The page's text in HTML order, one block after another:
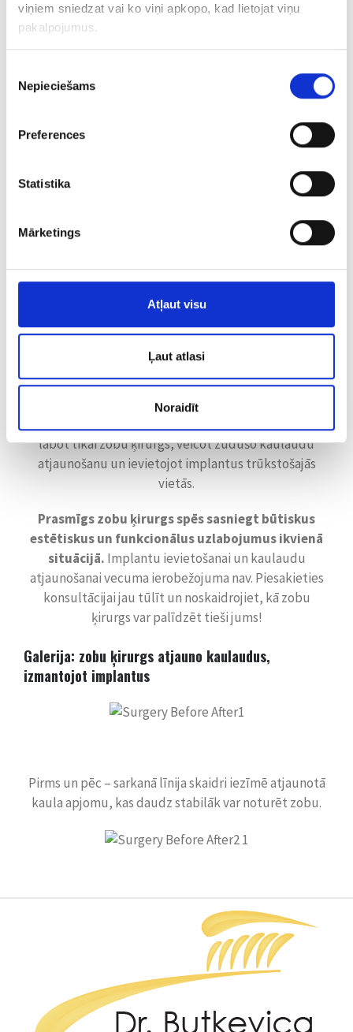
viņiem sniedzat vai ko viņi apkopo, kad lietojat viņu
pakalpojumus.
izvēle
Nepieciešams
Preferences
Statistika
Mārketings
Atļaut visu
Ļaut atlasi
Noraidīt
zoba sakne. Lai implants pilnvērtīgi iedzīvotos un
kalpotu ilgstoši (10 un vairāk gadus) kā balsts, tam ir
virzienos. Pie implanta virsdaļas tam ir jābūt kaulaudu
apņemtam un balstītam vismaz 1,5 līdz 2 mm no
Žokļa kauli
un zobi notur lūpas un vaigus no iekrišanas un
sakrunkošanās, veido sejas kontūras. (Daži gan
Holivudas aktrises ir slavenas ar to, ka izrauj lielos
Nodilušu vai priekšlaicīgi zaudētu zobu dēļ, kā arī
kaulaudu zuduma dēļ sakrītas augšžokļa un
apakšžokļa vertikālās attiecības un “zods sāk tuvoties
veidot taisnu līniju. Apakšlūpa it kā saritinās uz āru un
zem tās veidojas ādas kroka. Lūpu kaktiņos veidojas
lūpu un ādas rieva, kas ir noliekusies uz leju, tādējādi
labot tikaizobu ķirurgs, veicot zudušo kaulaudu
atjaunošanu un ievietojot implantus trūkstošajās
vietās.
Prasmīgszobu ķirurgsspēs sasniegt būtiskus
estētiskus un funkcionālus uzlabojumus ikvienā
situācijā. Implantu ievietošanai un kaulaudu
atjaunošanai vecuma ierobežojuma nav. Piesakieties
konsultācijai jau tūlīt un noskaidrojiet, kāzobu
ķirurgsvar palīdzēt tieši jums!
Galerija: zobu ķirurgs atjauno kaulaudus,
izmantojot implantus
Pirms un pēc – sarkanā līnija skaidri iezīmē atjaunotā
kaula apjomu, kas daudz stabilāk var noturēt zobu.